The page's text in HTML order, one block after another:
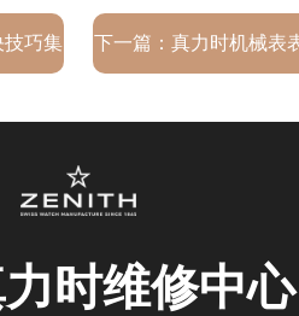
技巧集 下一篇：真力时机械表
时维修中心